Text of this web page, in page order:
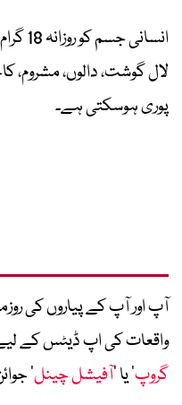
لال گوشت، دالوں، مشروم،
پوری ہوسکتی ہے۔
آپ اور آپ کے پیاروں کی
واقعات کی اپ ڈیٹس کے لیے
گروپ‘ یا ’آفیشل چینل‘